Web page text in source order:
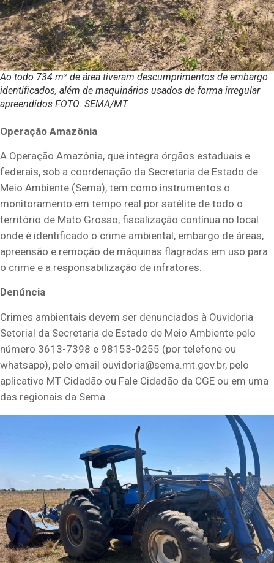
Ao todo 734 m² de área tiveram descumprimentos de embargo
identificados, além de maquinários usados de forma irregular
apreendidos FOTO: SEMA/MT
Operação Amazônia
A Operação Amazônia, que integra órgãos estaduais e
federais, sob a coordenação da Secretaria de Estado de
Meio Ambiente (Sema), tem como instrumentos o
monitoramento em tempo real por satélite de todo o
território de Mato Grosso, fiscalização contínua no local
onde é identificado o crime ambiental, embargo de áreas,
apreensão e remoção de máquinas flagradas em uso para
o crime e a responsabilização de infratores.
Denúncia
Crimes ambientais devem ser denunciados à Ouvidoria
Setorial da Secretaria de Estado de Meio Ambiente pelo
número 3613-7398 e 98153-0255 (por telefone ou
whatsapp), pelo email ouvidoria@sema.mt.gov.br, pelo
aplicativo MT Cidadão ou Fale Cidadão da CGE ou em uma
das regionais da Sema.